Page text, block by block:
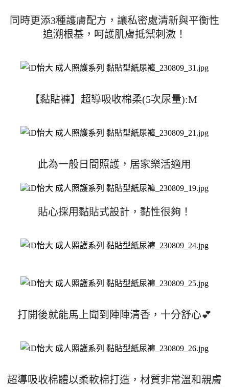
同時更添3種護膚配方，讓私密處清新與平衡性
追溯根基，呵護肌膚抵禦刺激！
【黏貼褲】超導吸收棉柔(5次尿量):M
此為一般日間照護，居家樂活適用
貼心採用黏貼式設計，黏性很夠！
打開後就能馬上聞到陣陣清香，十分舒心💕
超導吸收棉體以柔軟棉打造，材質非常溫和親膚